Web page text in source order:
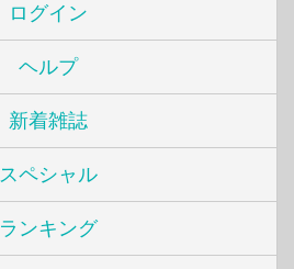
ログイン
ヘルプ
新着雑誌
スペシャル
ランキング